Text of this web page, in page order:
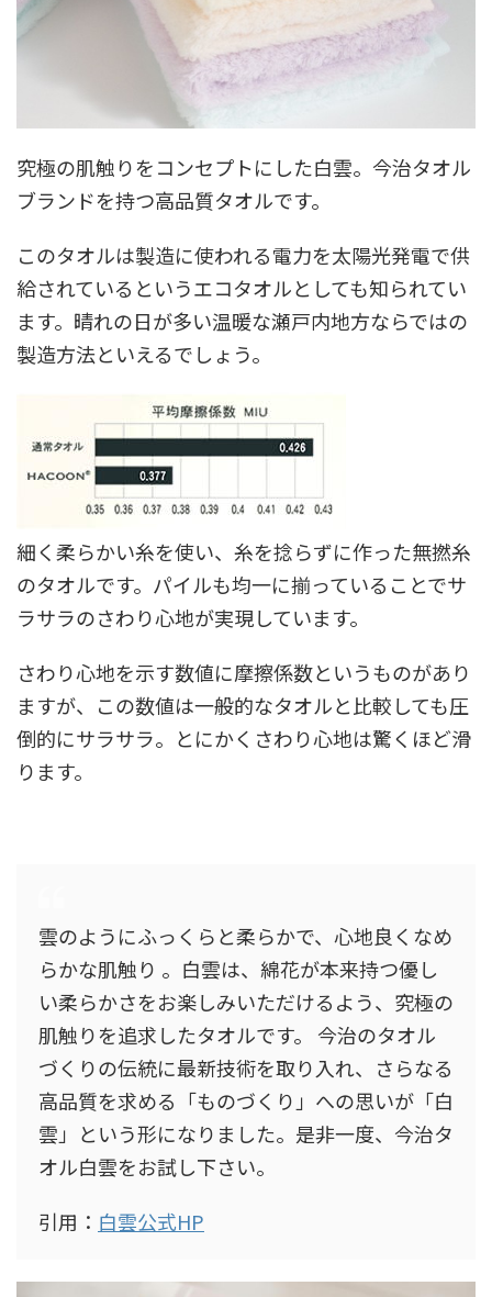
究極の肌触りをコンセプトにした白雲。今治タオル
ブランドを持つ高品質タオルです。
このタオルは製造に使われる電力を太陽光発電で供
給されているというエコタオルとしても知られてい
ます。晴れの日が多い温暖な瀬戸内地方ならではの
製造方法といえるでしょう。
細く柔らかい糸を使い、糸を捻らずに作った無撚糸
のタオルです。パイルも均一に揃っていることでサ
ラサラのさわり心地が実現しています。
さわり心地を示す数値に摩擦係数というものがあり
ますが、この数値は一般的なタオルと比較しても圧
倒的にサラサラ。とにかくさわり心地は驚くほど滑
ります。
雲のようにふっくらと柔らかで、心地良くなめ
らかな肌触り 。白雲は、綿花が本来持つ優し
い柔らかさをお楽しみいただけるよう、究極の
肌触りを追求したタオルです。 今治のタオル
づくりの伝統に最新技術を取り入れ、さらなる
高品質を求める「ものづくり」への思いが「白
雲」という形になりました。是非一度、今治タ
オル白雲をお試し下さい。
引用： 白雲公式HP